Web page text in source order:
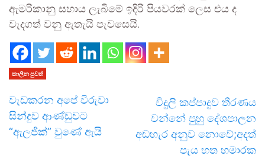
ඇමරිකානු සහාය ලැබීමේ ඉදිරි පියවරක් ලෙස එය ද
වැදගත් වනු ඇතැයි පැවසෙයි.
කාලීන පුවත්
වැඩකරන අපේ විරුවා
සින්දුව ආණ්ඩුවට
“ඇලජික්” වුණේ ඇයි
විදුලි කප්පාදුව තීරණය
වන්නේ පුහු දේශපාලන
අඬහැර අනුව නොවේ;අදත්
පැය හත හමාරක